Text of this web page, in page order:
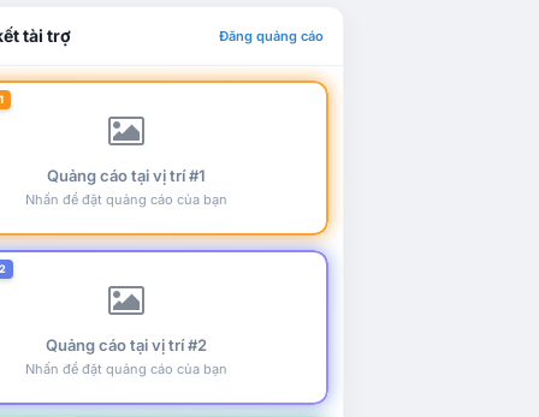
tài trợ Đăng quảng cáo
Quảng cáo tại vị trí #1
Nhấn để đặt quảng cáo của bạn
Quảng cáo tại vị trí #2
Nhấn để đặt quảng cáo của bạn